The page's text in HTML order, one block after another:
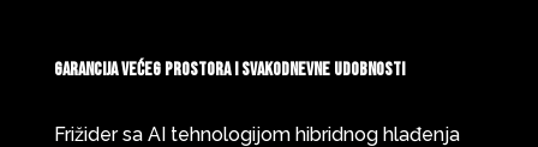
Garancija većeg prostora i svakodnevne udobnosti
Frižider sa AI tehnologijom hibridnog hlađenja